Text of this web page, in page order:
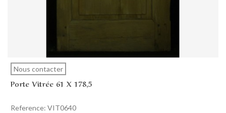
Nous contacter
Porte Vitrée 61 X 178,5
Reference: VIT0640